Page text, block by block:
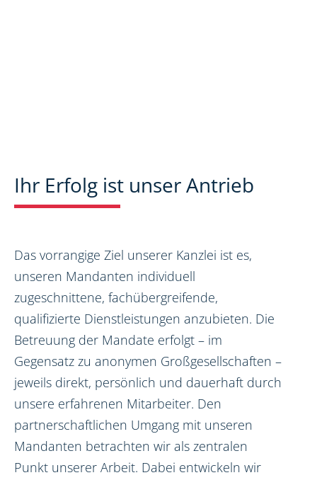
Ihr Erfolg ist unser Antrieb
Das vorrangige Ziel unserer Kanzlei ist es,
unseren Mandanten individuell
zugeschnittene, fachübergreifende,
qualifizierte Dienstleistungen anzubieten. Die
Betreuung der Mandate erfolgt – im
Gegensatz zu anonymen Großgesellschaften –
jeweils direkt, persönlich und dauerhaft durch
unsere erfahrenen Mitarbeiter. Den
partnerschaftlichen Umgang mit unseren
Mandanten betrachten wir als zentralen
Punkt unserer Arbeit. Dabei entwickeln wir